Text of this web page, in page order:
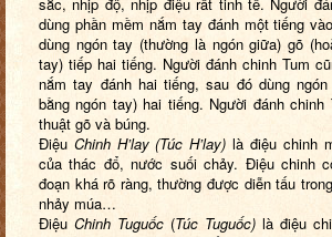
sắc, nhịp độ, nhịp điệu rất tinh tế. Người
dùng phần mềm nắm tay đánh một tiếng
dùng ngón tay (thường là ngón giữa) gõ
tay) tiếp hai tiếng. Người đánh chinh Tum
nắm tay đánh hai tiếng, sau đó dùng
bằng ngón tay) hai tiếng. Người đánh chinh
thuật gõ và búng.
Điệu Chinh H’lay (Túc H’lay) là điệu chinh
của thác đổ, nước suối chảy. Điệu chinh
đoạn khá rõ ràng, thường được diễn tấu
nhảy múa…
Điệu Chinh Tuguốc (Túc Tuguốc) là điệu